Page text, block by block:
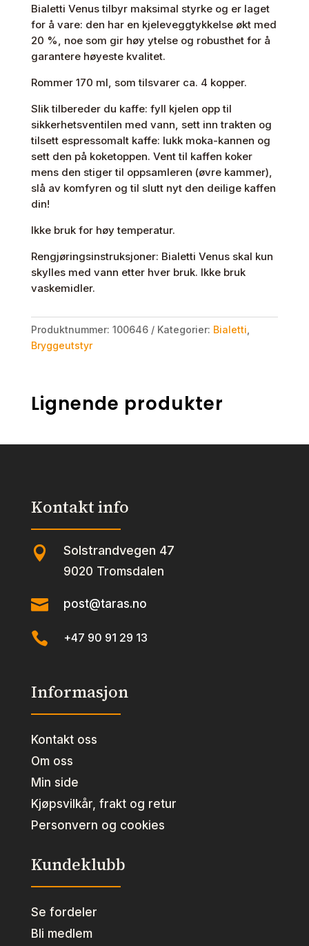
Bialetti Venus tilbyr maksimal styrke og er laget
for å vare: den har en kjeleveggtykkelse økt med
20 %, noe som gir høy ytelse og robusthet for å
garantere høyeste kvalitet.
Rommer 170 ml, som tilsvarer ca. 4 kopper.
Slik tilbereder du kaffe: fyll kjelen opp til
sikkerhetsventilen med vann, sett inn trakten og
tilsett espressomalt kaffe: lukk moka-kannen og
sett den på koketoppen. Vent til kaffen koker
mens den stiger til oppsamleren (øvre kammer),
slå av komfyren og til slutt nyt den deilige kaffen
din!
Ikke bruk for høy temperatur.
Rengjøringsinstruksjoner: Bialetti Venus skal kun
skylles med vann etter hver bruk. Ikke bruk
vaskemidler.
Produktnummer: 100646 Kategorier: Bialetti
Bryggeutstyr
Lignende produkter
Kontakt info
 Solstrandvegen 47
9020 Tromsdalen
 post@taras.no
 +47 90 91 29 13
Informasjon
Kontakt oss
Om oss
Min side
Kjøpsvilkår, frakt og retur
Personvern og cookies
Kundeklubb
Se fordeler
Bli medlem